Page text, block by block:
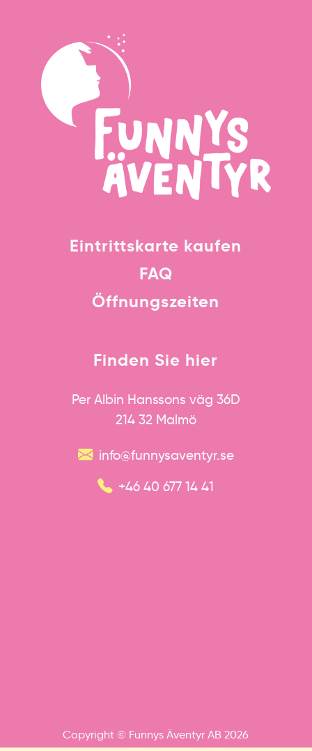
Eintrittskarte kaufen
FAQ
Öffnungszeiten
Finden Sie hier
Per Albin Hanssons väg 36D
214 32 Malmö
info@funnysaventyr.se
+46 40 677 14 41
Copyright © Funnys Äventyr AB 2026